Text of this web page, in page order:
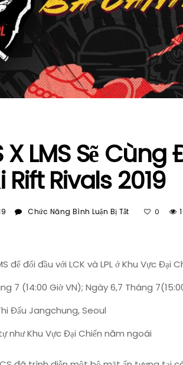
X LMS Sẽ Cùng
Rift Rivals 2019
Chức Năng Bình Luận Bị Tắt
X
Sẽ
Với
0
để đối đầu với LCK và LPL ở Khu Vực Đại
7 (14:00 Giờ VN); Ngày 6,7 Tháng
Đấu Jangchung, Seoul
như Khu Vực Đại Chiến năm ngoái